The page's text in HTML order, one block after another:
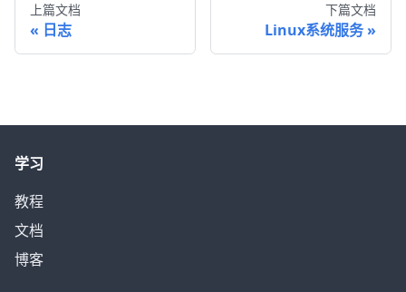
上篇文档
日志
下篇文档
Linux系统服务
学习
教程
文档
博客